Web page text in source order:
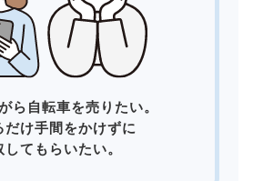
ら自転車を売りたい。
だけ手間をかけずに
してもらいたい。